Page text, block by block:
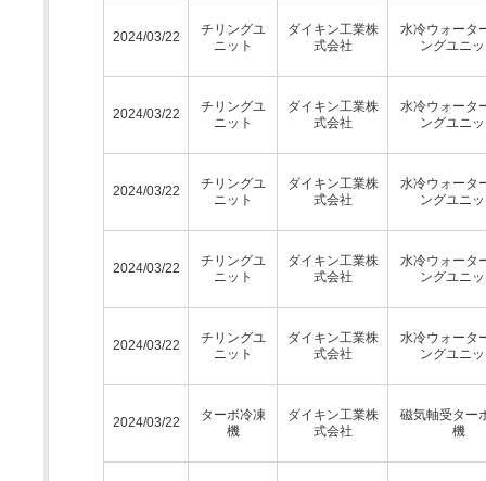
2024/03/22
チリングユ
ニット
ダイキン工業株
式会社
水冷ウォータ
ングユニ
2024/03/22
チリングユ
ニット
ダイキン工業株
式会社
水冷ウォータ
ングユニ
2024/03/22
チリングユ
ニット
ダイキン工業株
式会社
水冷ウォータ
ングユニ
2024/03/22
チリングユ
ニット
ダイキン工業株
式会社
水冷ウォータ
ングユニ
2024/03/22
チリングユ
ニット
ダイキン工業株
式会社
水冷ウォータ
ングユニ
2024/03/22
ターボ冷凍
機
ダイキン工業株
式会社
磁気軸受ター
機